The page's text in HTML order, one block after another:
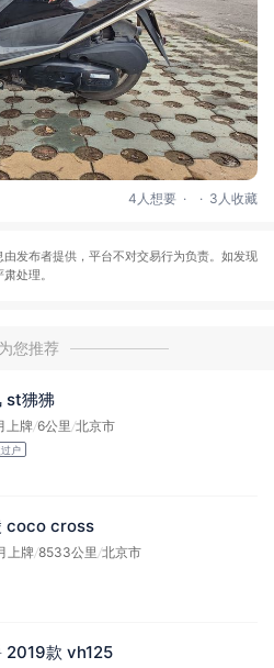
4人想要 . . 3人收藏
发布者提供，平台不对交易行为负责。如发现
处理。
为您推荐
st狒狒
上牌/6公里 /北京市
户
coco cross
上牌/8533公里 /北京市
2019款 vh125